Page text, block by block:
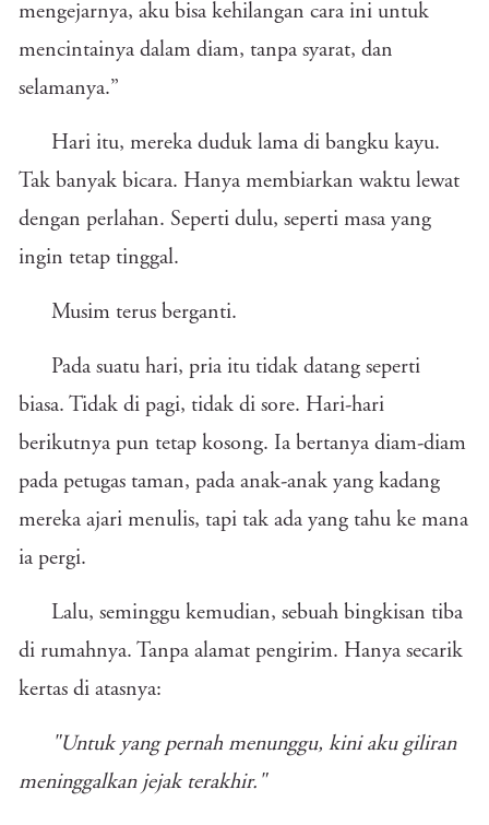
mengejarnya, aku bisa kehilangan cara ini untuk
mencintainya dalam diam, tanpa syarat, dan
selamanya.”
Hari itu, mereka duduk lama di bangku kayu.
Tak banyak bicara. Hanya membiarkan waktu lewat
dengan perlahan. Seperti dulu, seperti masa yang
ingin tetap tinggal.
Musim terus berganti.
Pada suatu hari, pria itu tidak datang seperti
biasa. Tidak di pagi, tidak di sore. Hari-hari
berikutnya pun tetap kosong. Ia bertanya diam-diam
pada petugas taman, pada anak-anak yang kadang
mereka ajari menulis, tapi tak ada yang tahu ke mana
ia pergi.
Lalu, seminggu kemudian, sebuah bingkisan tiba
di rumahnya. Tanpa alamat pengirim. Hanya secarik
kertas di atasnya:
"Untuk yang pernah menunggu, kini aku giliran
meninggalkan jejak terakhir."